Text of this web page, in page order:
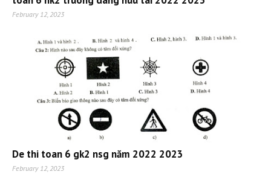
February 12, 2023
De thi toan 6 gk2 nsg năm 2022 2023
February 12, 2023